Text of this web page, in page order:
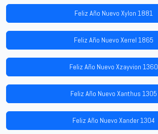
Feliz Año Nuevo Xylon 1881
Feliz Año Nuevo Xerrel 1865
Feliz Año Nuevo Xzayvion 1360
Feliz Año Nuevo Xanthus 1305
Feliz Año Nuevo Xander 1304